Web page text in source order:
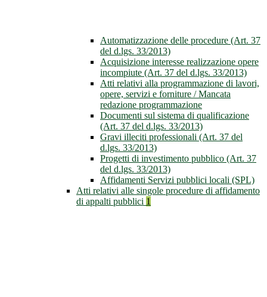
Automatizzazione delle procedure (Art. 37
del d.lgs. 33/2013)
Acquisizione interesse realizzazione opere
incompiute (Art. 37 del d.lgs. 33/2013)
Atti relativi alla programmazione di lavori,
opere, servizi e forniture / Mancata
redazione programmazione
Documenti sul sistema di qualificazione
(Art. 37 del d.lgs. 33/2013)
Gravi illeciti professionali (Art. 37 del
d.lgs. 33/2013)
Progetti di investimento pubblico (Art. 37
del d.lgs. 33/2013)
Affidamenti Servizi pubblici locali (SPL)
Atti relativi alle singole procedure di affidamento
di appalti pubblici 1